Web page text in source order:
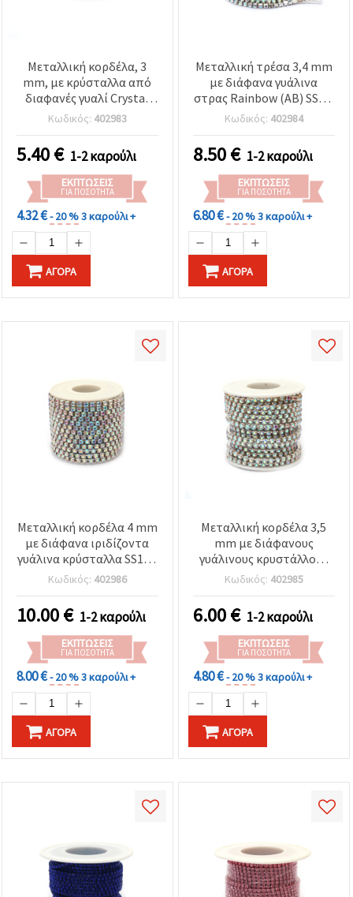
Μεταλλική κορδέλα, 3
mm, με κρύσταλλα από
διαφανές γυαλί Crystal
Rainbow SS12 - 9 μέτρα
Κωδικός: 402983
5.40€ 1-2 καρούλι
ΕΚΠΤΏΣΕΙΣ
ΓΙΑ ΠΟΣΌΤΗΤΑ
4.32 €- 20 %3 καρούλι +
ΑΓΟΡΆ
Μεταλλική τρέσα 3,4 mm
με διάφανα γυάλινα
στρας Rainbow (AB) SS14,
9 μέτρα, για DIY
χειροτεχνίες &
διακόσμηση
κοσμημάτων
Κωδικός: 402984
8.50€ 1-2 καρούλι
ΕΚΠΤΏΣΕΙΣ
ΓΙΑ ΠΟΣΌΤΗΤΑ
6.80 €- 20 %3 καρούλι +
ΑΓΟΡΆ
Μεταλλική κορδέλα 4 mm
με διάφανα ιριδίζοντα
γυάλινα κρύσταλλα SS18 -
9 μέτρα
Κωδικός: 402986
10.00€ 1-2 καρούλι
ΕΚΠΤΏΣΕΙΣ
ΓΙΑ ΠΟΣΌΤΗΤΑ
8.00 €- 20 %3 καρούλι +
ΑΓΟΡΆ
Μεταλλική κορδέλα 3,5
mm με διάφανους
γυάλινους κρυστάλλους
Rainbow SS16 – 9 μέτρα,
για DIY χειροτεχνίες &
διακόσμηση
κοσμημάτων
Κωδικός: 402985
6.00€ 1-2 καρούλι
ΕΚΠΤΏΣΕΙΣ
ΓΙΑ ΠΟΣΌΤΗΤΑ
4.80 €- 20 %3 καρούλι +
ΑΓΟΡΆ